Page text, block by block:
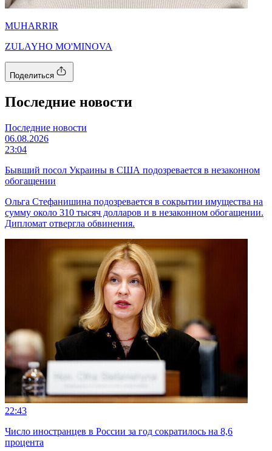
MUHARRIR
ZULAYHO MO'MINOVA
Поделиться
Последние новости
Последние новости
06.08.2026
23:04
Бывший посол Украины в США подозревается в незаконном
обогащении
Ольга Стефанишина подозревается в сокрытии имущества на
сумму около 310 тысяч долларов и в незаконном обогащении.
Дипломат отвергла обвинения.
22:43
Число иностранцев в России за год сократилось на 8,6
процента